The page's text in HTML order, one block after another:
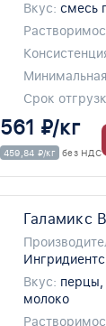
Вкус: смесь
Срок
561 ₽/кг
459,84 ₽/кг без НДС
Галамикс
Вкус: перцы,
молоко